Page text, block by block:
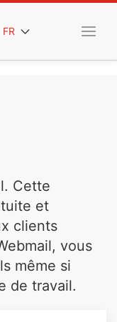
FR
Cette
et
clients
vous
même si
de travail.